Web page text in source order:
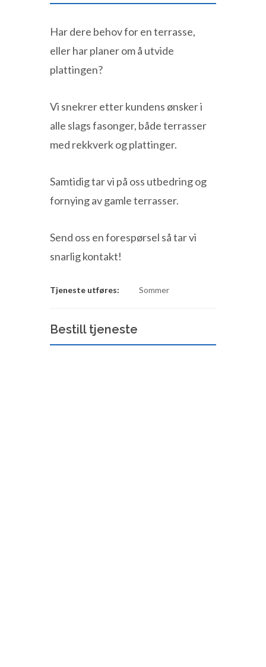
Har dere behov for en terrasse,
eller har planer om å utvide
plattingen?
Vi snekrer etter kundens ønsker i
alle slags fasonger, både terrasser
med rekkverk og plattinger.
Samtidig tar vi på oss utbedring og
fornying av gamle terrasser.
Send oss en forespørsel så tar vi
snarlig kontakt!
Tjeneste utføres: Sommer
Bestill tjeneste